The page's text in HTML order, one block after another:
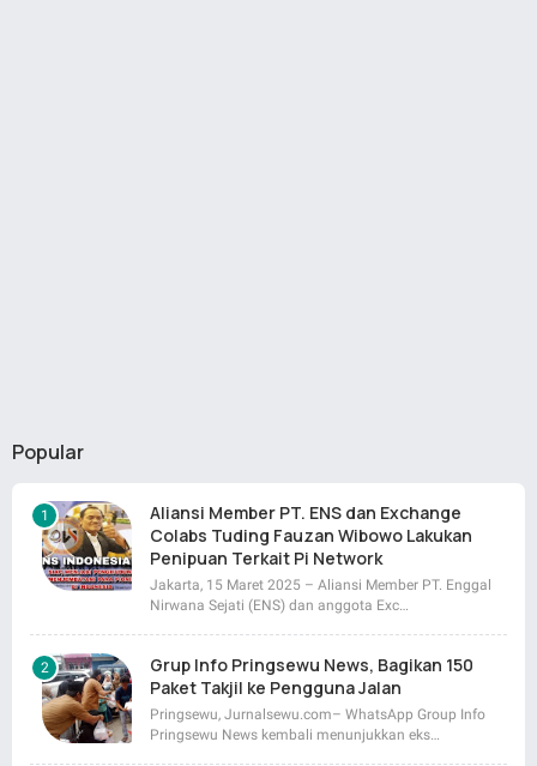
Popular
Aliansi Member PT. ENS dan Exchange
Colabs Tuding Fauzan Wibowo Lakukan
Penipuan Terkait Pi Network
Jakarta, 15 Maret 2025 – Aliansi Member PT. Enggal
Nirwana Sejati (ENS) dan anggota Exc…
Grup Info Pringsewu News, Bagikan 150
Paket Takjil ke Pengguna Jalan
Pringsewu, Jurnalsewu.com– WhatsApp Group Info
Pringsewu News kembali menunjukkan eks…